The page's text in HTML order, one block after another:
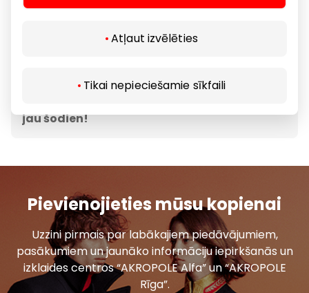
Atļaut izvēlēties
Tikai nepieciešamie sīkfaili
jebkuram citam brīdim, kad uznāk kāre pēc
jau šodien!
Pievienojieties mūsu kopienai
Uzzini pirmais par labākajiem piedāvājumiem,
pasākumiem un jaunāko informāciju iepirkšanās un
izklaides centros “AKROPOLE Alfa” un “AKROPOLE
Rīga”.